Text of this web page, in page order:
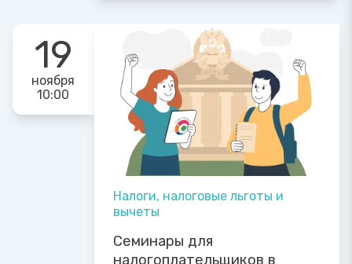
19
ноября
10:00
Налоги, налоговые льготы и
вычеты
Семинары для
налогоплательщиков в